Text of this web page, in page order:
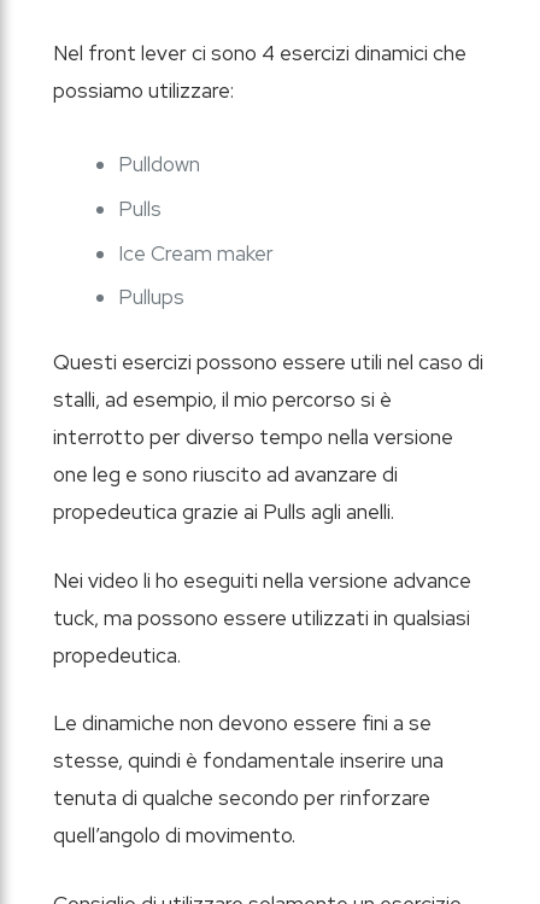
Nel front lever ci sono 4 esercizi dinamici che
possiamo utilizzare:
Pulldown
Pulls
Ice Cream maker
Pullups
Questi esercizi possono essere utili nel caso di
stalli, ad esempio, il mio percorso si è
interrotto per diverso tempo nella versione
one leg e sono riuscito ad avanzare di
propedeutica grazie ai Pulls agli anelli.
Nei video li ho eseguiti nella versione advance
tuck, ma possono essere utilizzati in qualsiasi
propedeutica.
Le dinamiche non devono essere fini a se
stesse, quindi è fondamentale inserire una
tenuta di qualche secondo per rinforzare
quell’angolo di movimento.